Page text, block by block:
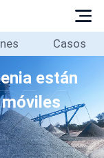
Casos
están